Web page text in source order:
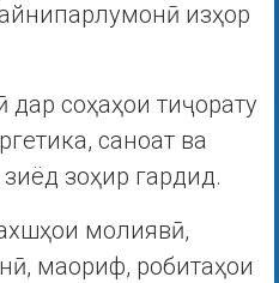
изҳор
соҳаҳои тиҷорату
саноат ва
зоҳир гардид.
молиявӣ,
маориф, робитаҳои